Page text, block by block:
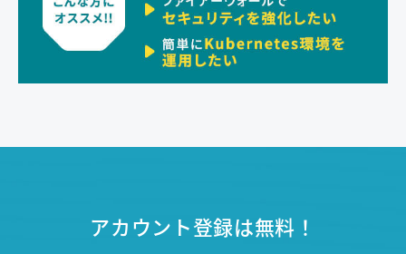
アカウント登録は無料！